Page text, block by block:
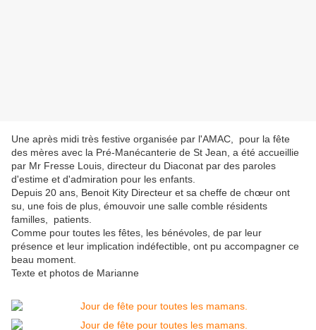
Une après midi très festive organisée par l'AMAC, pour la fête
des mères avec la Pré-Manécanterie de St Jean, a été accueillie
par Mr Fresse Louis, directeur du Diaconat par des paroles
d'estime et d'admiration pour les enfants.
Depuis 20 ans, Benoit Kity Directeur et sa cheffe de chœur ont
su, une fois de plus, émouvoir une salle comble résidents
familles, patients.
Comme pour toutes les fêtes, les bénévoles, de par leur
présence et leur implication indéfectible, ont pu accompagner ce
beau moment.
Texte et photos de Marianne